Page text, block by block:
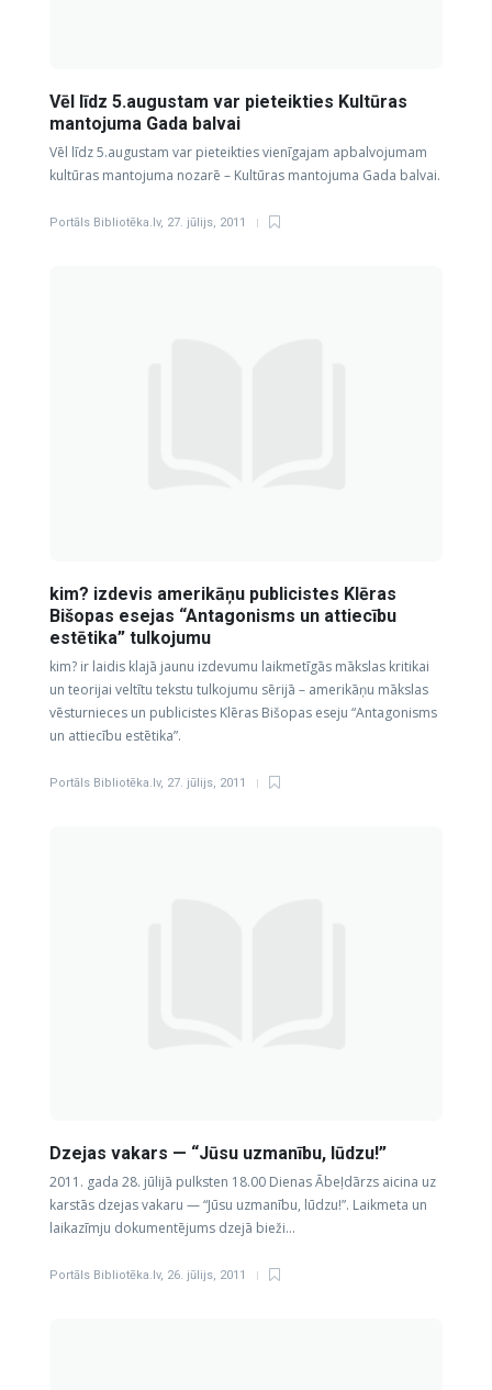
Vēl līdz 5.augustam var pieteikties Kultūras
mantojuma Gada balvai
Vēl līdz 5.augustam var pieteikties vienīgajam apbalvojumam
kultūras mantojuma nozarē – Kultūras mantojuma Gada balvai.
Portāls Bibliotēka.lv, 27. jūlijs, 2011
kim? izdevis amerikāņu publicistes Klēras
Bišopas esejas “Antagonisms un attiecību
estētika” tulkojumu
kim? ir laidis klajā jaunu izdevumu laikmetīgās mākslas kritikai
un teorijai veltītu tekstu tulkojumu sērijā – amerikāņu mākslas
vēsturnieces un publicistes Klēras Bišopas eseju “Antagonisms
un attiecību estētika”.
Portāls Bibliotēka.lv, 27. jūlijs, 2011
Dzejas vakars — “Jūsu uzmanību, lūdzu!”
2011. gada 28. jūlijā pulksten 18.00 Dienas Ābeļdārzs aicina uz
karstās dzejas vakaru — “Jūsu uzmanību, lūdzu!”. Laikmeta un
laikazīmju dokumentējums dzejā bieži…
Portāls Bibliotēka.lv, 26. jūlijs, 2011